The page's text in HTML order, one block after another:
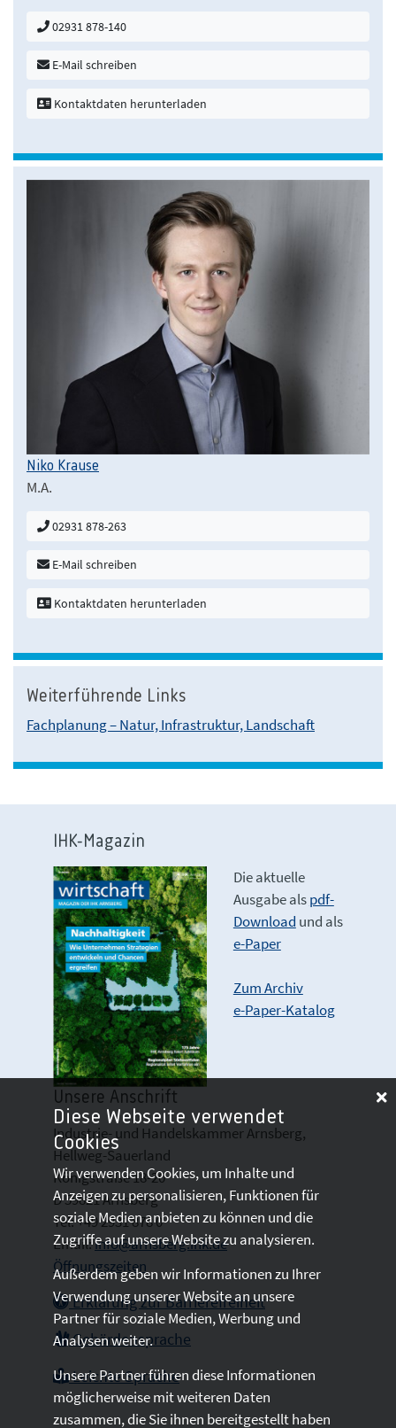
02931 878-140
E-Mail schreiben
Kontaktdaten herunterladen
Niko Krause
M.A.
02931 878-263
E-Mail schreiben
Kontaktdaten herunterladen
Weiterführende Links
Fachplanung – Natur, Infrastruktur, Landschaft
IHK-Magazin
Die aktuelle
Ausgabe alspdf-
Download und als
e-Paper
Zum Archiv
e-Paper-Katalog
Unsere Anschrift
Industrie- und Handelskammer Arnsberg,
Hellweg-Sauerland
Königstraße 18-20
D 59821 Arnsberg
Tel: +49 2931 878 0
Email:info@arnsberg.ihk.de
Öffnungszeiten
Erklärung zur Barrierefreiheit
Gebärdensprache
Leichte Sprache
Diese Webseite verwendet
Cookies
Wir verwenden Cookies, um Inhalte und
Anzeigen zu personalisieren, Funktionen für
soziale Medien anbieten zu können und die
Zugriffe auf unsere Website zu analysieren.
Außerdem geben wir Informationen zu Ihrer
Verwendung unserer Website an unsere
Partner für soziale Medien, Werbung und
Analysen weiter.
Unsere Partner führen diese Informationen
möglicherweise mit weiteren Daten
zusammen, die Sie ihnen bereitgestellt haben